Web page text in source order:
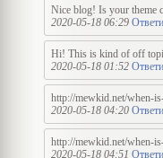
Nice blog! Is your theme
2020-05-18 06:29
Hi! This is kind of off
2020-05-18 01:52
http://mewkid.net/when-
2020-05-18 04:20
http://mewkid.net/when-
2020-05-18 04:51